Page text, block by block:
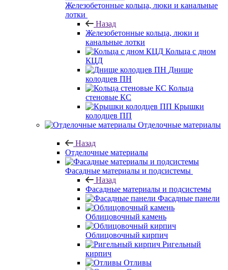
Железобетонные кольца, люки и канальные
лотки
Назад
Железобетонные кольца, люки и
канальные лотки
Кольца с дном
КЦД
Днище
колодцев ПН
Кольца
стеновые КС
Крышки
колодцев ПП
Отделочные материалы
Назад
Отделочные материалы
Фасадные материалы и подсистемы
Назад
Фасадные материалы и подсистемы
Фасадные панели
Облицовочный камень
Облицовочный кирпич
Ригельный
кирпич
Отливы